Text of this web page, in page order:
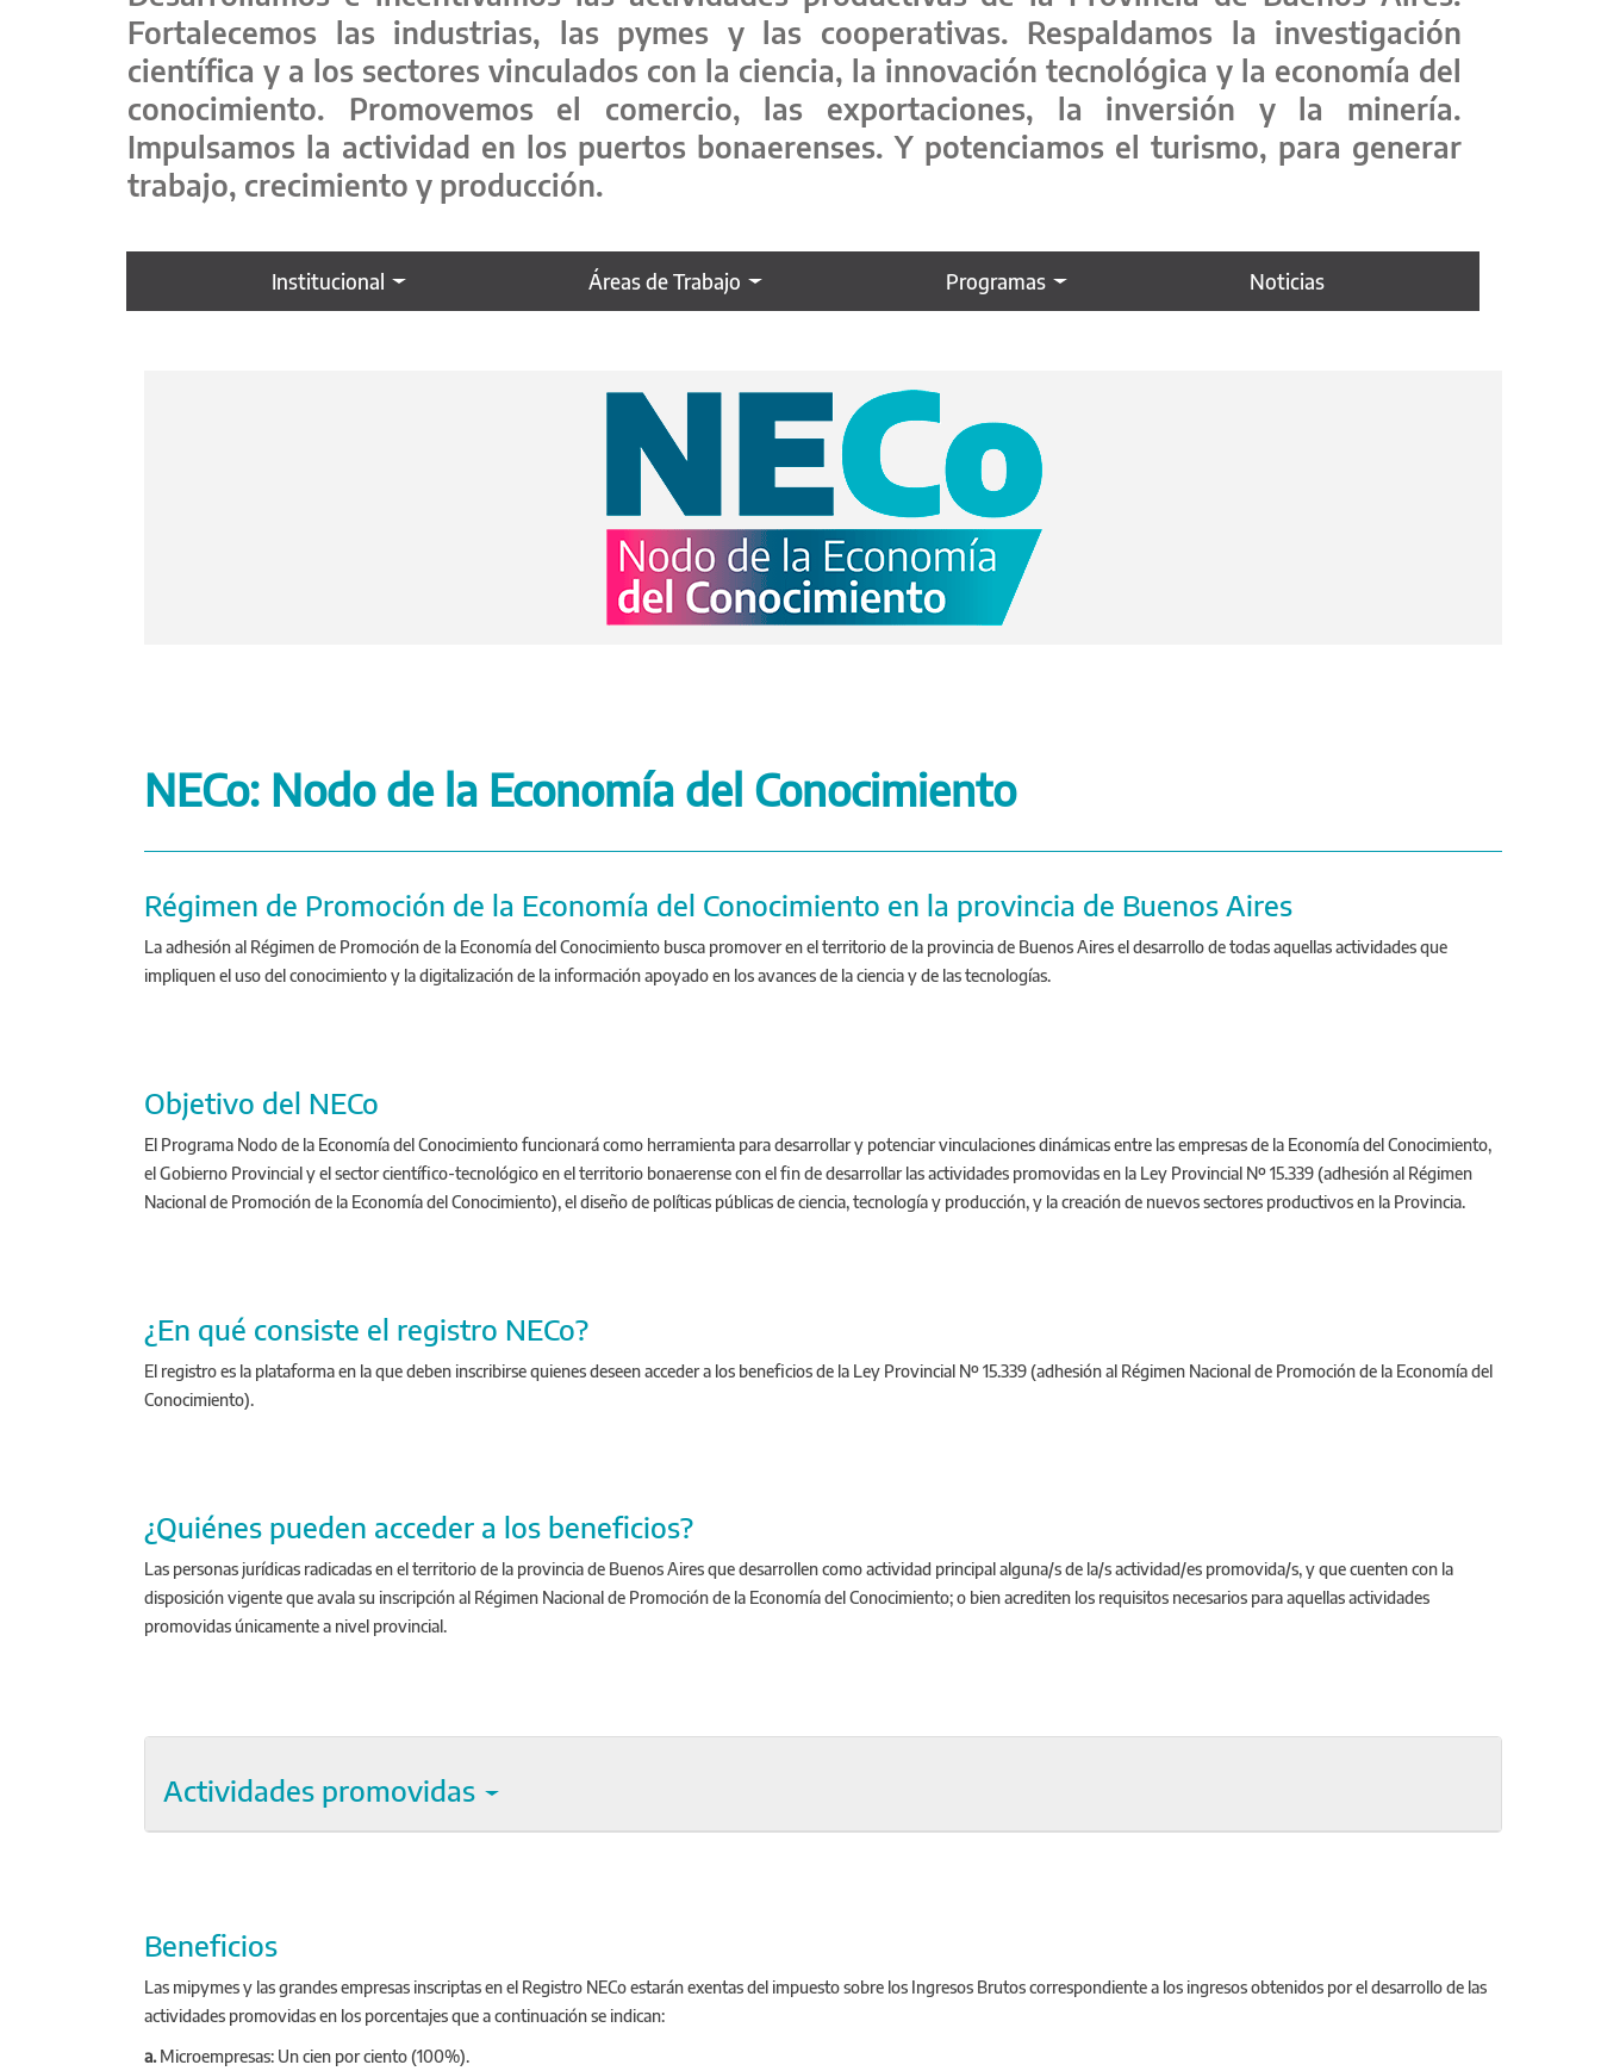
Fortalecemos las industrias, las pymes y las cooperativas. Respaldamos la investigación
científica y a los sectores vinculados con la ciencia, la innovación tecnológica y la economía del
conocimiento. Promovemos el comercio, las exportaciones, la inversión y la minería.
Impulsamos la actividad en los puertos bonaerenses. Y potenciamos el turismo, para generar
trabajo, crecimiento y producción.
Institucional Áreas de Trabajo Programas Noticias
NECo: Nodo de la Economía del Conocimiento
Régimen de Promoción de la Economía del Conocimiento en la provincia de Buenos Aires
La adhesión al Régimen de Promoción de la Economía del Conocimiento busca promover en el territorio de la provincia de Buenos Aires el desarrollo de todas aquellas actividades que
impliquen el uso del conocimiento y la digitalización de la información apoyado en los avances de la ciencia y de las tecnologías.
Objetivo del NECo
El Programa Nodo de la Economía del Conocimiento funcionará como herramienta para desarrollar y potenciar vinculaciones dinámicas entre las empresas de la Economía del Conocimiento,
el Gobierno Provincial y el sector científico-tecnológico en el territorio bonaerense con el fin de desarrollar las actividades promovidas en la Ley Provincial Nº 15.339 (adhesión al Régimen
Nacional de Promoción de la Economía del Conocimiento), el diseño de políticas públicas de ciencia, tecnología y producción, y la creación de nuevos sectores productivos en la Provincia.
¿En qué consiste el registro NECo?
El registro es la plataforma en la que deben inscribirse quienes deseen acceder a los beneficios de la Ley Provincial Nº 15.339 (adhesión al Régimen Nacional de Promoción de la Economía del
Conocimiento).
¿Quiénes pueden acceder a los beneficios?
Las personas jurídicas radicadas en el territorio de la provincia de Buenos Aires que desarrollen como actividad principal alguna/s de la/s actividad/es promovida/s, y que cuenten con la
disposición vigente que avala su inscripción al Régimen Nacional de Promoción de la Economía del Conocimiento; o bien acrediten los requisitos necesarios para aquellas actividades
promovidas únicamente a nivel provincial.
Actividades promovidas
Beneficios
Las mipymes y las grandes empresas inscriptas en el Registro NECo estarán exentas del impuesto sobre los Ingresos Brutos correspondiente a los ingresos obtenidos por el desarrollo de las
actividades promovidas en los porcentajes que a continuación se indican:
a.Microempresas: Un cien por ciento (100%).